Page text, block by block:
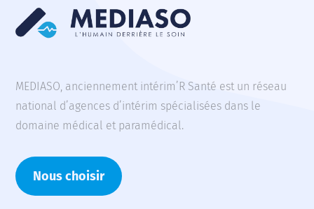
MEDIASO, anciennement intérim’R Santé est un réseau
national d’agences d’intérim spécialisées dans le
domaine médical et paramédical.
Nous choisir